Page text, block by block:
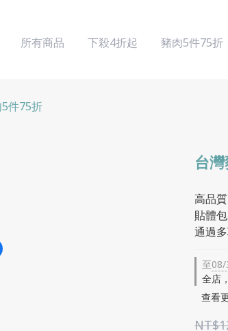
所有商品 下殺4折起 豬肉5件75折
件75折
台
高品
貼體
通過
至08/
全店
查看